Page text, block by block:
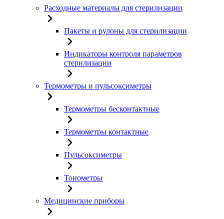
Расходные материалы для стерилизации
Пакеты и рулоны для стерилизации
Индикаторы контроля параметров
стерилизации
Термометры и пульсоксиметры
Термометры бесконтактные
Термометры контактные
Пульсоксиметры
Тонометры
Медицинские приборы